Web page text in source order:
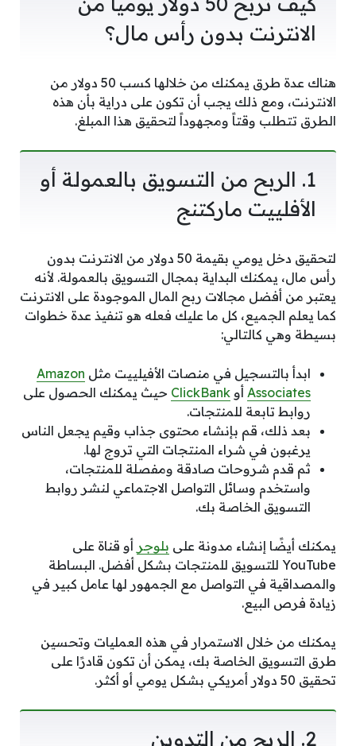
الانترنت بدون رأس مال؟
هناك عدة طرق يمكنك من خلالها كسب 50 دولار من
الانترنت، ومع ذلك يجب أن تكون على دراية بأن هذه
الطرق تتطلب وقتاً ومجهوداً لتحقيق هذا المبلغ.
1. الربح من التسويق بالعمولة أو
الأفلييت ماركتنج
لتحقيق دخل يومي بقيمة 50 دولار من الانترنت بدون
رأس مال، يمكنك البداية بمجال التسويق بالعمولة. لأنه
يعتبر من أفضل مجالات ربح المال الموجودة على الانترنت
كما يعلم الجميع، كل ما عليك فعله هو تنفيذ عدة خطوات
بسيطة وهي كالتالي:
ابدأ بالتسجيل في منصات الأفيلييت مثل Amazon
Associates أو ClickBank حيث يمكنك الحصول على
روابط تابعة للمنتجات.
بعد ذلك، قم بإنشاء محتوى جذاب وقيم يجعل الناس
يرغبون في شراء المنتجات التي تروج لها.
ثم قدم شروحات صادقة ومفصلة للمنتجات،
واستخدم وسائل التواصل الاجتماعي لنشر روابط
التسويق الخاصة بك.
يمكنك أيضًا إنشاء مدونة على بلوجر أو قناة على
YouTube للتسويق للمنتجات بشكل أفضل. البساطة
والمصداقية في التواصل مع الجمهور لها عامل كبير في
زيادة فرص البيع.
يمكنك من خلال الاستمرار في هذه العمليات وتحسين
طرق التسويق الخاصة بك، يمكن أن تكون قادرًا على
تحقيق 50 دولار أمريكي بشكل يومي أو أكثر.
2. الربح من التدوين